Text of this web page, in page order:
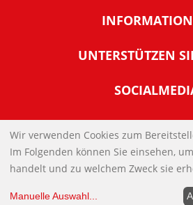
Warum
Tipps zur Nutzung der
Banner und E-Mail-
Links
Kontakt
Impressum
UNTERSTÜTZEN
Werden Sie
Spenden Sie
IMPRESSUM
Wir verwenden Cookies zum
Im Folgenden können Sie einsehen,
handelt und zu welchem Zweck sie
Manuelle Auswahl...